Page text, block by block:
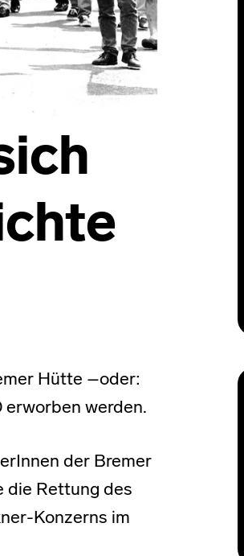
Hütte –oder:
erworben werden.
der Bremer
die Rettung des
Konzerns im